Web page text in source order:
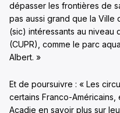
dépasser les frontières de
pas aussi grand que la Ville
(sic) intéressants au niveau
(CUPR), comme le parc
Albert. »
Et de poursuivre : « Les
certains Franco-
Acadie en savoir plus sur